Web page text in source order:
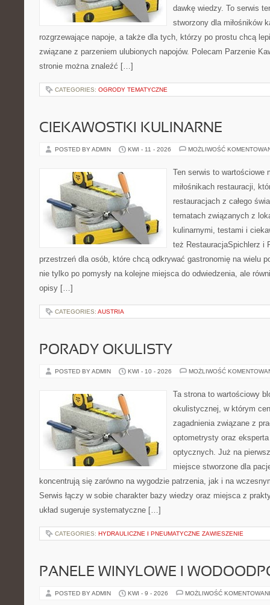
dawkę wiedzy. To serwis
stworzony dla miłośników
rozgrzewające napoje, a także dla tych, którzy po prostu chcą
związane z parzeniem ulubionych napojów. Polecam Parzenie
stronie można znaleźć […]
CATEGORIES: OGRODY TEMATYCZNE
CIEKAWOSTKI KULINARNE
POSTED BY ADMIN KWI - 11 - 2026 MOŻLIWOŚĆ
Ten serwis to wartościowe
miłośnikach restauracji,
restauracjach z całego
tematach związanych z
kulinarnymi, testami i
też RestauracjaSpichlerz i
przestrzeń dla osób, które chcą odkrywać gastronomię na wielu
nie tylko po pomysły na kolejne miejsca do odwiedzenia, ale
opisy […]
CATEGORIES: AUSTRIA
PORADY OKULISTY
POSTED BY ADMIN KWI - 10 - 2026 MOŻLIWOŚĆ
Ta strona to wartościowy
okulistycznej, w którym
zagadnienia związane z
optometrysty oraz
optycznych. Już na
miejsce stworzone dla
koncentrują się zarówno na wygodzie patrzenia, jak i na
Serwis łączy w sobie charakter bazy wiedzy oraz miejsca z
układ sugeruje systematyczne […]
CATEGORIES: HYDRAULICZNE I PNEUMATYCZNE ZAWIESZENIE
PANELE WINYLOWE I
POSTED BY ADMIN KWI - 9 - 2026 MOŻLIWOŚĆ